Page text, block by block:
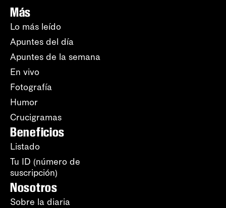
Más
Lo más leído
Apuntes del día
Apuntes de la semana
En vivo
Fotografía
Humor
Crucigramas
Beneficios
Listado
Tu ID (número de
suscripción)
Nosotros
Sobre la diaria